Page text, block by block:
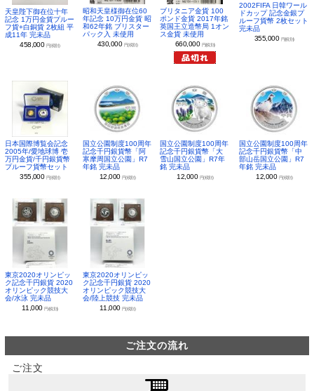
天皇陛下御在位十年
記念 1万円金貨プルー
フ貨+白銅貨 2枚組 平
成11年 完未品
458,000 円(税別)
昭和天皇様御在位60
年記念 10万円金貨 昭
和62年銘 ブリスター
パック入 未使用
430,000 円(税別)
ブリタニア金貨 100
ポンド金貨 2017年銘
英国王立造幣局 1オン
ス金貨 未使用
660,000 円(税別)
2002FIFA 日韓ワール
ドカップ 記念金銀プ
ルーフ貨幣 2枚セット
完未品
355,000 円(税別)
日本国際博覧会記念
2005年/愛地球博 壱
万円金貨/千円銀貨幣
プルーフ貨幣セット
355,000 円(税別)
国立公園制度100周年
記念千円銀貨幣「阿
寒摩周国立公園」R7
年銘 完未品
12,000 円(税別)
国立公園制度100周年
記念千円銀貨幣「大
雪山国立公園」R7年
銘 完未品
12,000 円(税別)
国立公園制度100周年
記念千円銀貨幣「中
部山岳国立公園」R7
年銘 完未品
12,000 円(税別)
東京2020オリンピッ
ク記念千円銀貨 2020
オリンピック競技大
会/水泳 完未品
11,000円(税別)
東京2020オリンピッ
ク記念千円銀貨 2020
オリンピック競技大
会/陸上競技 完未品
11,000 円(税別)
ご注文の流れ
ご注文